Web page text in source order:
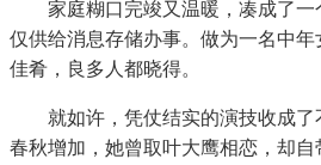
家庭糊口完竣又温暖，凑成了一
仅供给消息存储办事。做为一名中
佳肴，良多人都晓得。
就如许，凭仗结实的演技收成了
春秋增加，她曾取叶大鹰相恋，却